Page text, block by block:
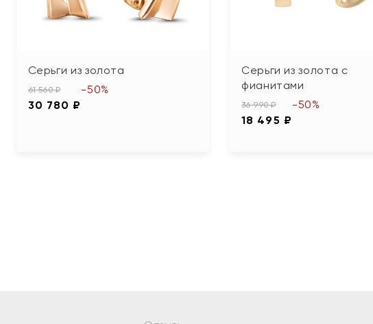
Серьги из золота
61 560 ₽
30 780 ₽
-50%
Серьги из золота с
фианитами
36 990 ₽
18 495 ₽
-50%